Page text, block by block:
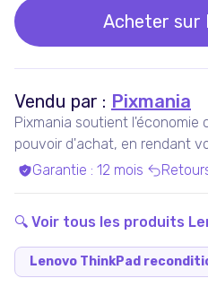
Acheter sur
Vendu par : Pixmania
Pixmania soutient l'économie
pouvoir d'achat, en rendant
plus accessibles que jamais,
Garantie : 12 mois
🔍 Voir tous les produits
Lenovo ThinkPad